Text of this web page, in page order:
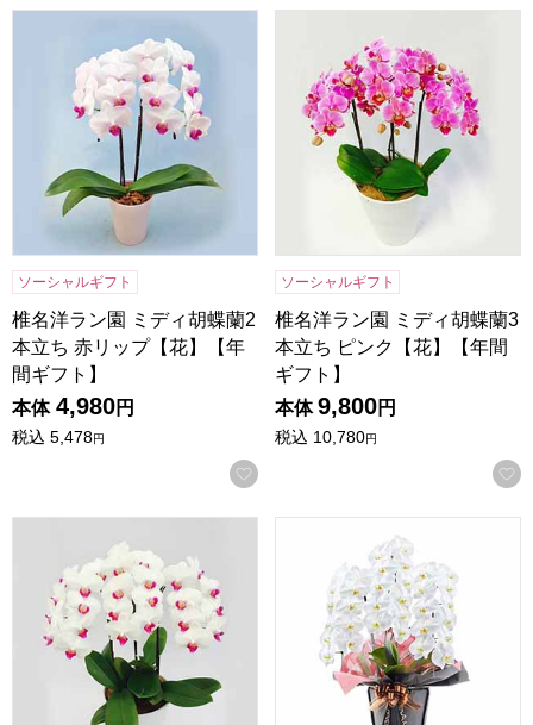
ソーシャルギフト
椎名洋ラン園 ミディ胡蝶蘭2
本立ち 赤リップ【花】【年
間ギフト】
本体 4,980円
税込 5,478円
お気に入りに登録する
ソーシャルギフト
椎名洋ラン園 ミディ胡蝶蘭3
本立ち ピンク【花】【年間
ギフト】
本体 9,800円
税込 10,780円